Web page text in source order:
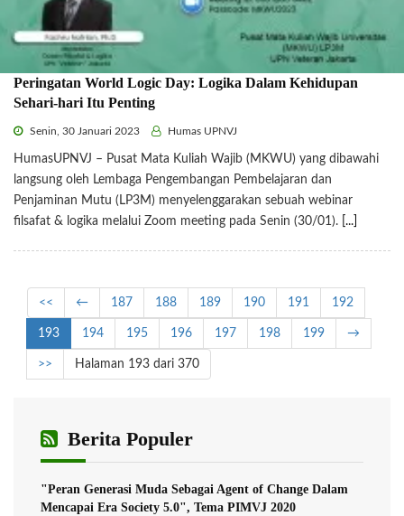
Peringatan World Logic Day: Logika Dalam Kehidupan
Sehari-hari Itu Penting
Senin, 30 Januari 2023 Humas UPNVJ
HumasUPNVJ – Pusat Mata Kuliah Wajib (MKWU) yang dibawahi
langsung oleh Lembaga Pengembangan Pembelajaran dan
Penjaminan Mutu (LP3M) menyelenggarakan sebuah webinar
filsafat & logika melalui Zoom meeting pada Senin (30/01). [...]
<< ← 187 188 189 190 191 192
193 194 195 196 197 198 199 →
>> Halaman 193 dari 370
Berita Populer
"Peran Generasi Muda Sebagai Agent of Change Dalam
Mencapai Era Society 5.0", Tema PIMVJ 2020